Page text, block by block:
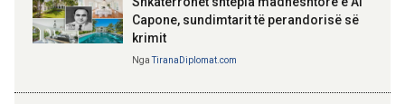
Capone, sundimtarit të perandorisë së
krimit
NgaTiranaDiplomat.com